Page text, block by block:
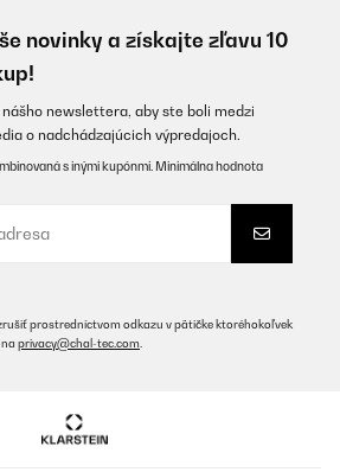
novinky a získajte zľavu 10
newslettera, aby ste boli medzi
o nadchádzajúcich výpredajoch.
s inými kupónmi. Minimálna hodnota
prostredníctvom odkazu v pätičke ktoréhokoľvek
privacy@chal-tec.com